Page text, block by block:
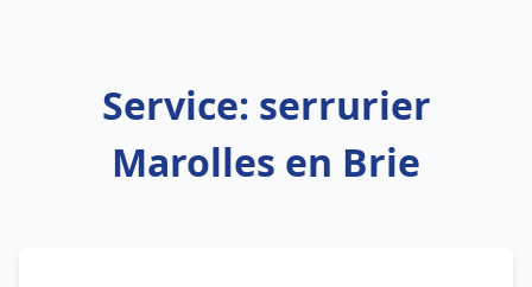
Service: serrurier
Marolles en Brie